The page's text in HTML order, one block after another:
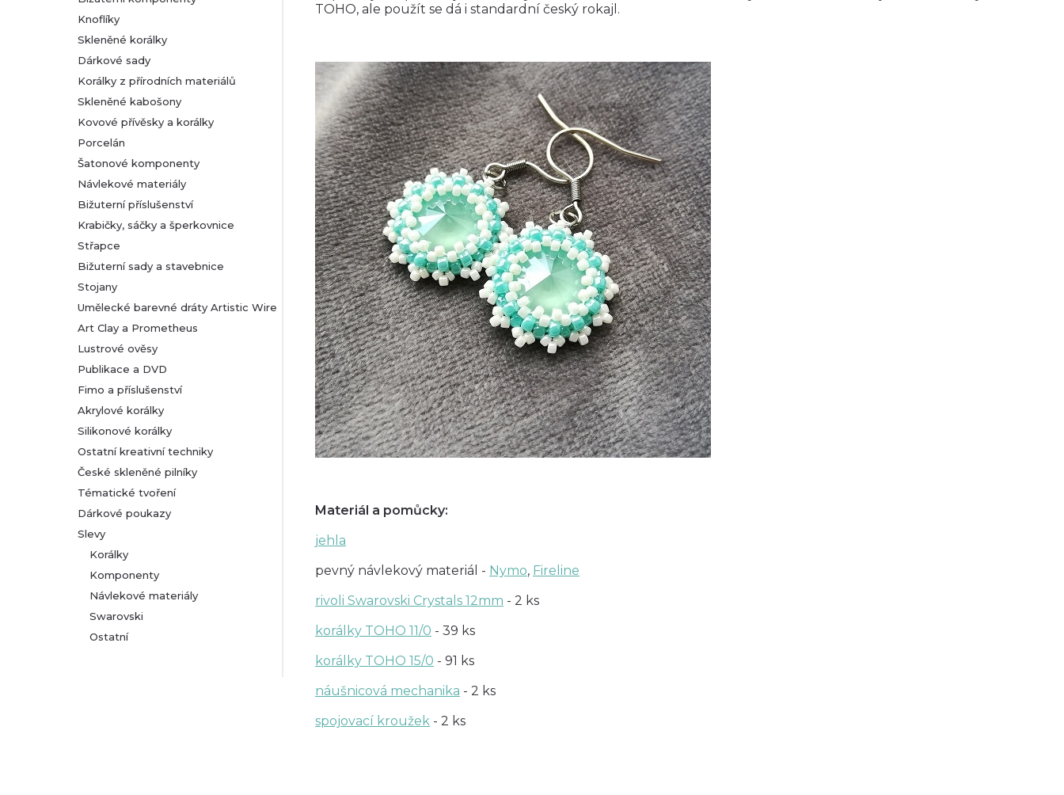
r
a
n
n
í
p
a
n
e
l
Knoflíky
Skleněné korálky
Dárkové sady
Korálky z přírodních materiálů
Skleněné kabošony
Kovové přívěsky a korálky
Porcelán
Šatonové komponenty
Návlekové materiály
Bižuterní příslušenství
Krabičky, sáčky a šperkovnice
Střapce
Bižuterní sady a stavebnice
Stojany
Umělecké barevné dráty Artistic Wire
Art Clay a Prometheus
Lustrové ověsy
Publikace a DVD
Fimo a příslušenství
Akrylové korálky
Silikonové korálky
Ostatní kreativní techniky
České skleněné pilníky
Tématické tvoření
Dárkové poukazy
Slevy
Korálky
Komponenty
Návlekové materiály
Swarovski
Ostatní
TOHO, ale použít se dá i standardní český rokajl.
Materiál a pomůcky:
jehla
pevný návlekový materiál - Nymo, Fireline
rivoli Swarovski Crystals 12mm - 2 ks
korálky TOHO 11/0 - 39 ks
korálky TOHO 15/0 - 91 ks
náušnicová mechanika - 2 ks
spojovací kroužek - 2 ks